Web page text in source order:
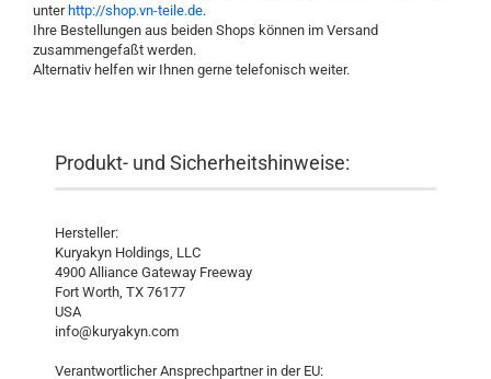
unter http://shop.vn-teile.de.
Ihre Bestellungen aus beiden Shops können im Versand
zusammengefaßt werden.
Alternativ helfen wir Ihnen gerne telefonisch weiter.
Produkt- und Sicherheitshinweise:
Hersteller:
Kuryakyn Holdings, LLC
4900 Alliance Gateway Freeway
Fort Worth, TX 76177
USA
info@kuryakyn.com
Verantwortlicher Ansprechpartner in der EU: